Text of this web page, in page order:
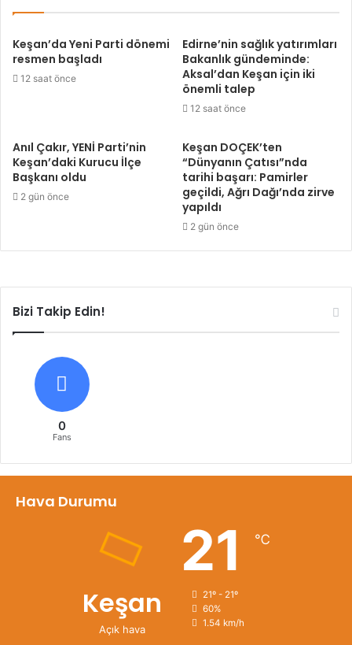
Keşan’da Yeni Parti dönemi
resmen başladı
12 saat önce
Edirne’nin sağlık yatırımları
Bakanlık gündeminde:
Aksal’dan Keşan için iki
önemli talep
12 saat önce
Anıl Çakır, YENİ Parti’nin
Keşan’daki Kurucu İlçe
Başkanı oldu
2 gün önce
Keşan DOÇEK’ten
“Dünyanın Çatısı”nda
tarihi başarı: Pamirler
geçildi, Ağrı Dağı’nda zirve
yapıldı
2 gün önce
Bizi Takip Edin!
0
Fans
Hava Durumu
Keşan
Açık hava
21 ℃
21º - 21º
60%
1.54 km/h